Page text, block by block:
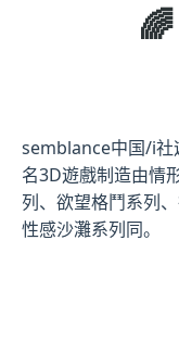
semblance中国/i社
名3D遊戲制造由情
列、欲望格鬥系列
性感沙灘系列同。